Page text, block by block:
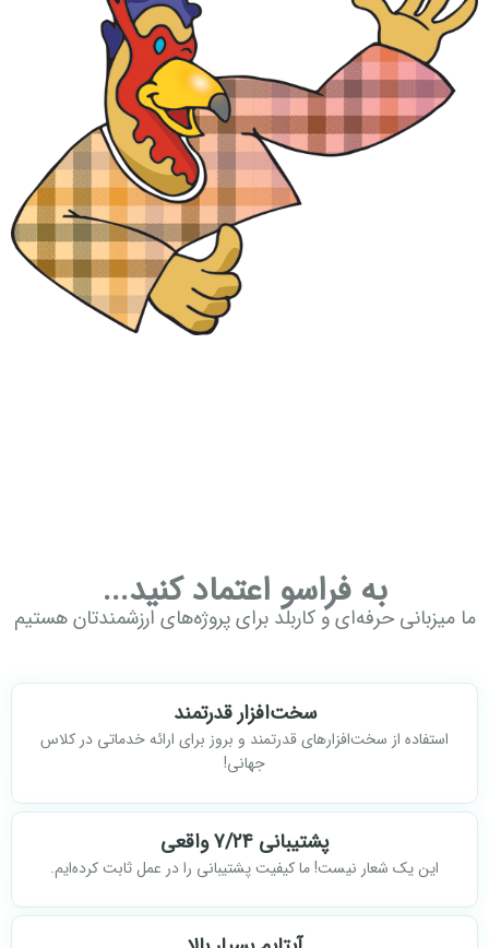
به فراسو اعتماد کنید...
ما میزبانی حرفه‌ای و کاربلد برای پروژه‌های ارزشمندتان هستیم
سخت‌افزار قدرتمند
استفاده از سخت‌افزارهای قدرتمند و بروز برای ارائه خدماتی در کلاس
جهانی!
پشتیبانی 7/24 واقعی
این یک شعار نیست! ما کیفیت پشتیبانی را در عمل ثابت کرده‌ایم.